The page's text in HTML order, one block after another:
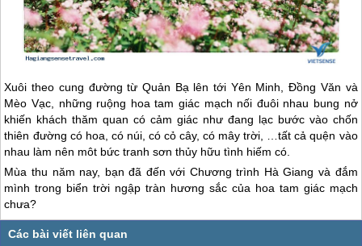
Xuôi theo cung đường từ Quản Bạ lên tới Yên Minh, Đồng Văn và
Mèo Vạc, những ruộng hoa tam giác mạch nối đuôi nhau bung nở
khiến khách thăm quan có cảm giác như đang lạc bước vào chốn
thiên đường có hoa, có núi, có cỏ cây, có mây trời, …tất cả quện vào
nhau làm nên môt bức tranh sơn thủy hữu tình hiếm có.
Mùa thu năm nay, bạn đã đến với Chương trình Hà Giang và đắm
mình trong biển trời ngập tràn hương sắc của hoa tam giác mạch
chưa?